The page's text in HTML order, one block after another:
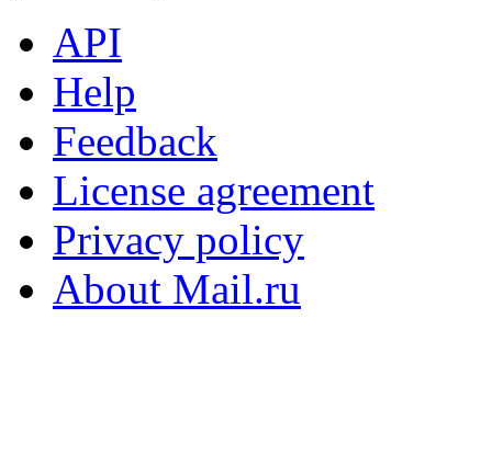
API
Help
Feedback
License agreement
Privacy policy
About Mail.ru